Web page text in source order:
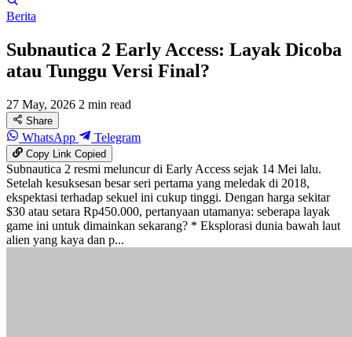
Berita
Subnautica 2 Early Access: Layak Dicoba
atau Tunggu Versi Final?
27 May, 2026 2 min read
Share
WhatsApp Telegram
Copy LinkCopied
Subnautica 2 resmi meluncur di Early Access sejak 14 Mei lalu.
Setelah kesuksesan besar seri pertama yang meledak di 2018,
ekspektasi terhadap sekuel ini cukup tinggi. Dengan harga sekitar
$30 atau setara Rp450.000, pertanyaan utamanya: seberapa layak
game ini untuk dimainkan sekarang? * Eksplorasi dunia bawah laut
alien yang kaya dan p...